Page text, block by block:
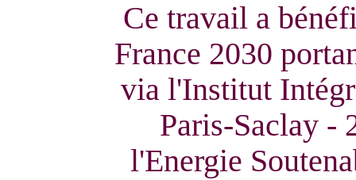
Ce travail a
France 2030
via l'Institut
Paris-Saclay -
l'Energie